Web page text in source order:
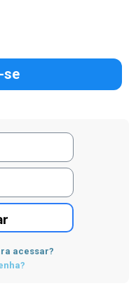
se
acessar?